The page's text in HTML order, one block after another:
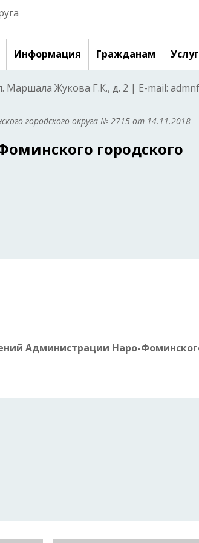
Информация Гражданам
Маршала Жукова Г.К., д. 2 | E-mail:
городского округа № 2715 от 14.11.2018
городского
Администрации Наро-